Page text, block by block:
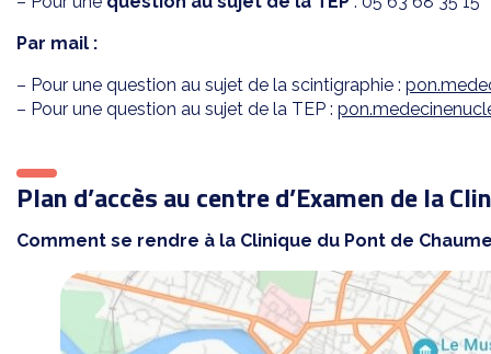
Par mail :
– Pour une question au sujet de la scintigraphie :
– Pour une question au sujet de la TEP :
Plan d’accès au centre d’Examen de la
Comment se rendre à la Clinique du Pont de